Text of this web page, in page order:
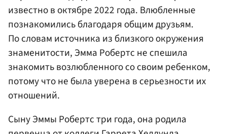
известно в октябре 2022 года. Влюбленные
познакомились благодаря общим друзьям.
По словам источника из близкого окружения
знаменитости, Эмма Робертс не спешила
знакомить возлюбленного со своим ребенком,
потому что не была уверена в серьезности их
отношений.
Сыну Эммы Робертс три года, она родила